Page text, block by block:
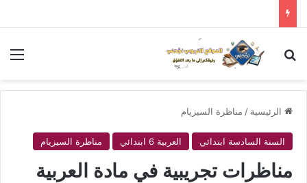
بحث عن
الرئيسية / مناظرة السيزيام
السنة السادسة ابتدائي العربية 6 ابتدائي مناظرة السيزيام
مناظرات تجريبية في مادة العربية